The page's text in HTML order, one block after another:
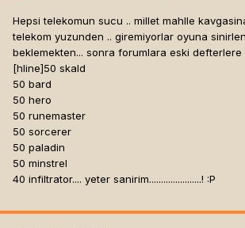
Hepsi telekomun sucu .. millet mahlle
telekom yuzunden .. giremiyorlar oyuna
beklemekten... sonra forumlara eski defterlere
[hline]50 skald
50 bard
50 hero
50 runemaster
50 sorcerer
50 paladin
50 minstrel
40 infiltrator.... yeter sanirim......................! :P